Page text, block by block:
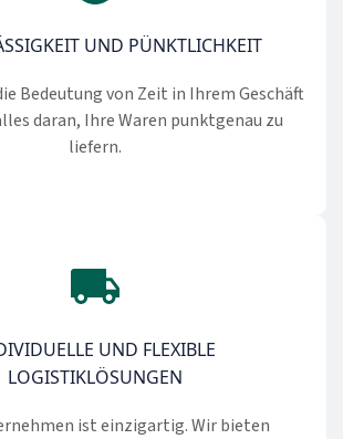
UND PÜNKTLICHKEIT
Bedeutung von Zeit in Ihrem Geschäft
daran, Ihre Waren punktgenau zu
liefern.
UND FLEXIBLE
LOGISTIKLÖSUNGEN
ist einzigartig. Wir bieten